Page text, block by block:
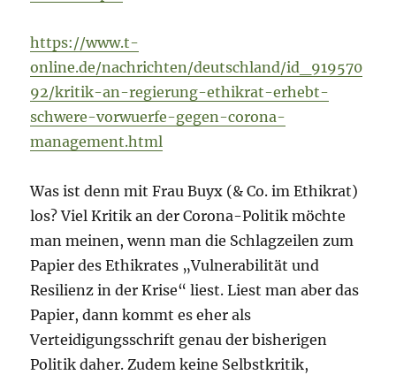
https://www.t-
online.de/nachrichten/deutschland/id_919570
92/kritik-an-regierung-ethikrat-erhebt-
schwere-vorwuerfe-gegen-corona-
management.html
Was ist denn mit Frau Buyx (& Co. im Ethikrat)
los? Viel Kritik an der Corona-Politik möchte
man meinen, wenn man die Schlagzeilen zum
Papier des Ethikrates „Vulnerabilität und
Resilienz in der Krise“ liest. Liest man aber das
Papier, dann kommt es eher als
Verteidigungsschrift genau der bisherigen
Politik daher. Zudem keine Selbstkritik,